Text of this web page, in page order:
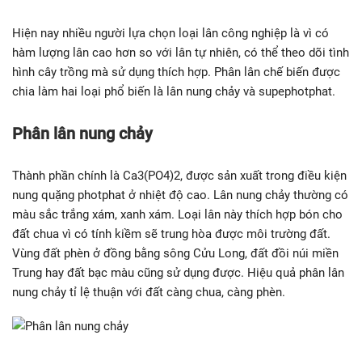
Quặng apatit có chứa lân tự nhiên
Ngoài ra, phân lân tự nhiên còn chứa thêm các chất hữu cơ từ
quá trình phân giải xác động vật trong các hang, động tích tụ
của lân. Tuy nhiên lân tự nhiên thường dùng để bón lót sớm
Nhóm lân chế biến
Hiện nay nhiều người lựa chọn loại lân công nghiệp là vì có
hàm lượng lân cao hơn so với lân tự nhiên, có thể theo dõi tình
hình cây trồng mà sử dụng thích hợp. Phân lân chế biến được
chia làm hai loại phổ biến là lân nung chảy và supephotphat.
Phân lân nung chảy